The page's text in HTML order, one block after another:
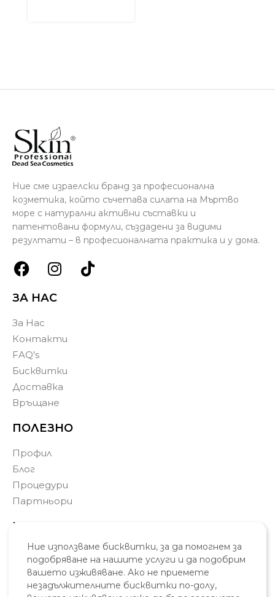
Ние сме израелски бранд за професионална
козметика, който съчетава силата на Мъртво
море с натурални активни съставки и
патентовани формули, създадени за видими
резултати – в професионалната практика и у дома.
ЗА НАС
За Нас
Контакти
FAQ's
Бисквитки
Доставка
Връщане
ПОЛЕЗНО
Профил
Блог
Процедури
Партньори
КОНТАКТИ
0877 771 902
info@skincosmetic.eu
Варна, България
Ние използваме бисквитки, за да помогнем за
подобряване на нашите услуги и да подобрим
вашето изживяване. Ако не приемете
незадължителните бисквитки по-долу,